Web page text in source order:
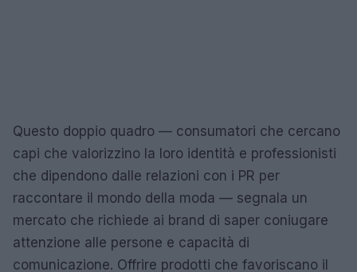
Questo doppio quadro — consumatori che cercano
capi che valorizzino la loro identità e professionisti
che dipendono dalle relazioni con i PR per
raccontare il mondo della moda — segnala un
mercato che richiede ai brand di saper coniugare
attenzione alle persone e capacità di
comunicazione. Offrire prodotti che favoriscano il